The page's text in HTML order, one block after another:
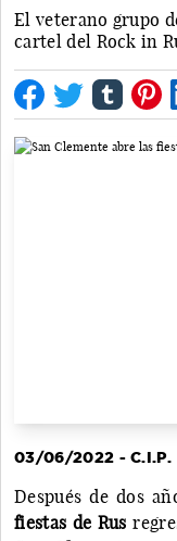
El veterano grupo
cartel del Rock in
03/06/2022 - C.I.P.
Después de dos
fiestas de Rus